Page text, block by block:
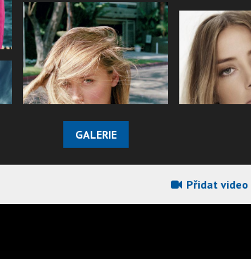
GALERIE
Přidat video